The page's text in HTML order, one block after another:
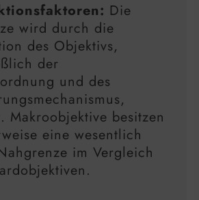
Die
wird durch die
des Objektivs,
der
und des
Makroobjektive besitzen
eine wesentlich
im Vergleich